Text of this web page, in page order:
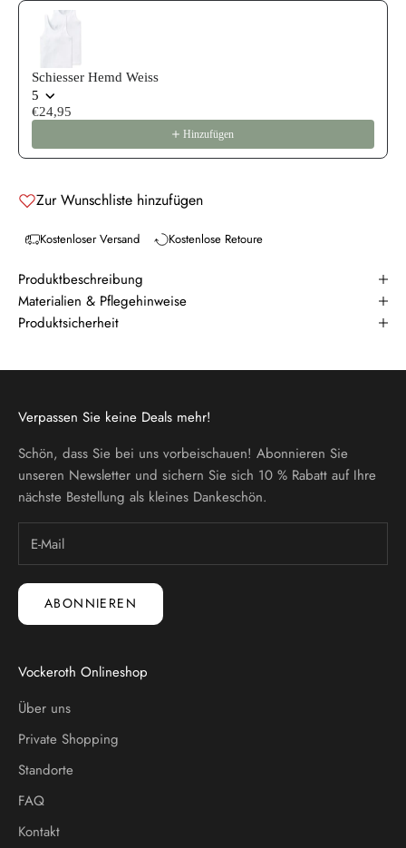
Schiesser Hemd Weiss
5
€24,95
Hinzufügen
Zur Wunschliste hinzufügen
Kostenloser Versand Kostenlose Retoure
Produktbeschreibung
Materialien & Pflegehinweise
Produktsicherheit
Verpassen Sie keine Deals mehr!
Schön, dass Sie bei uns vorbeischauen! Abonnieren Sie
unseren Newsletter und sichern Sie sich 10 % Rabatt auf Ihre
nächste Bestellung als kleines Dankeschön.
ABONNIEREN
Vockeroth Onlineshop
Über uns
Private Shopping
Standorte
FAQ
Kontakt